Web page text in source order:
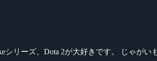
シリーズ、Dota 2が大好きです。 じゃ